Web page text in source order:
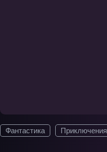
Фантастика Приключения